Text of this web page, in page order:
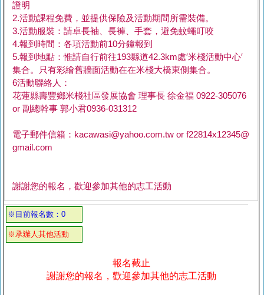
證明
2.活動課程免費，並提供保險及活動期間所需裝備。
3.活動服裝：請卓長袖、長褲、手套，避免蚊蠅叮咬
4.報到時間：各項活動前10分鐘報到
5.報到地點：惟請自行前往193縣道42.3km處′米棧活動中心′
集合。只有彩繪舊牆面活動在在米棧大橋東側集合。
6活動聯絡人：
花蓮縣壽豐鄉米棧社區發展協會 理事長 徐金福 0922-305076
or 副總幹事 郭小君0936-031312
電子郵件信箱：kacawasi@yahoo.com.tw or f22814x12345@
gmail.com
謝謝您的報名，歡迎參加其他的志工活動
※目前報名數：0
※承辦人其他活動
報名截止
謝謝您的報名，歡迎參加其他的志工活動